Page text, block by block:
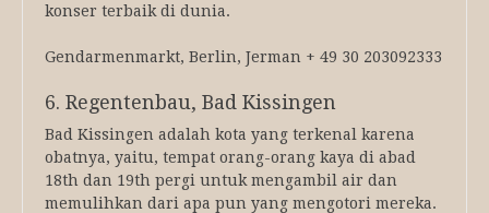
konser terbaik di dunia.
Gendarmenmarkt, Berlin, Jerman + 49 30 203092333
6. Regentenbau, Bad Kissingen
Bad Kissingen adalah kota yang terkenal karena
obatnya, yaitu, tempat orang-orang kaya di abad
18th dan 19th pergi untuk mengambil air dan
memulihkan dari apa pun yang mengotori mereka.